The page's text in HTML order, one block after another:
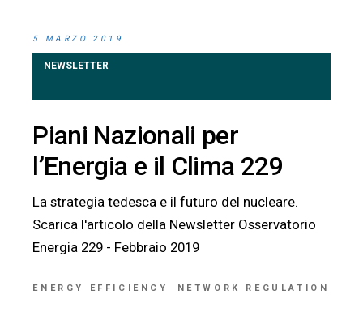
5 MARZO 2019
NEWSLETTER
Piani Nazionali per
l’Energia e il Clima 229
La strategia tedesca e il futuro del nucleare.
Scarica l'articolo della Newsletter Osservatorio
Energia 229 - Febbraio 2019
ENERGY EFFICIENCY NETWORK REGULATION